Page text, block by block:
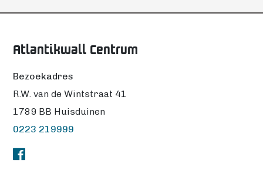
Atlantikwall Centrum
Bezoekadres
R.W. van de Wintstraat 41
1789 BB Huisduinen
0223 219999